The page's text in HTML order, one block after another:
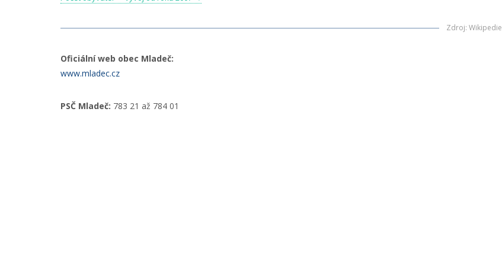
Zdroj: Wikipedie
Oficiální web obec Mladeč:
www.mladec.cz
PSČ Mladeč: 783 21 až 784 01